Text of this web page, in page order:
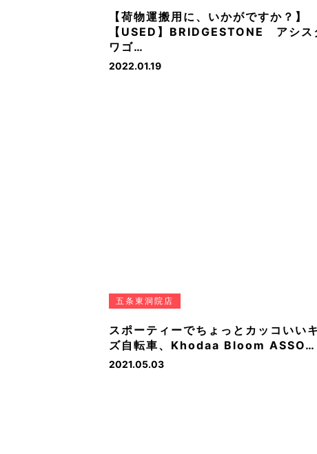
【荷物運搬用に、いかがですか？】
【USED】BRIDGESTONE アシス
ワゴ…
2022.01.19
五条東洞院店
スポーティーでちょっとカッコいい
ズ自転車、Khodaa Bloom ASSO…
2021.05.03